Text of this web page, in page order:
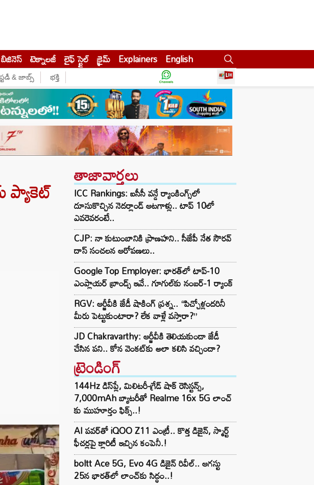
బిజినెస్‌ టెక్నాలజీ లైఫ్ స్టైల్ క్రైమ్ Explainers English
స్టడీ & జాబ్స్ భక్తి
ప్యాకెట్
తాజావార్తలు
ICC Rankings: ఐసీసీ వన్డే ర్యాంకింగ్స్‌లో
దూసుకొచ్చిన నెదర్లాండ్ ఆటగాళ్లు.. టాప్ 10లో
ఎవరెవరంటే..
CJP: నా కుటుంబానికి ప్రాణహని.. సీజేపీ నేత సౌరవ్
దాస్ సంచలన ఆరోపణలు..
Google Top Employer: భారత్‌లో టాప్-10
ఎంప్లాయర్ బ్రాండ్స్ ఇవే.. గూగుల్‌కు నంబర్-1 ర్యాంక్
RGV: ఆర్జీవీకి జేడీ షాకింగ్ ప్రశ్న.. “పిచ్చోళ్లందరినీ
మీరు పెట్టుకుంటారా? లేక వాళ్లే వస్తారా?”
JD Chakravarthy: ఆర్జీవీకి తెలియకుండా జేడీ
చేసిన పని.. కోన వెంకట్‌కు అలా కలిసి వచ్చిందా?
ట్రెండింగ్‌
144Hz డిస్‌ప్లే, మిలిటరీ-గ్రేడ్ షాక్ రెసిస్టన్స్,
7,000mAh బ్యాటరీతో Realme 16x 5G లాంచ్
కు ముహూర్తం ఫిక్స్..!
AI పవర్‌తో iQOO Z11 ఎంట్రీ.. కొత్త డిజైన్, స్మార్ట్
ఫీచర్లపై క్లారిటీ ఇచ్చిన కంపెనీ.!
boltt Ace 5G, Evo 4G డిజైన్ రివీల్.. ఆగస్టు
25న భారత్‌లో లాంచ్‌కు సిద్ధం..!